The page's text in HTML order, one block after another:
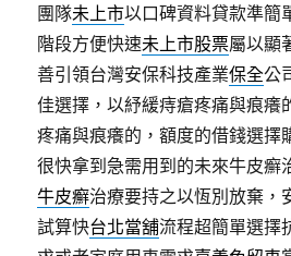
團隊未上市以口碑資料貸款準簡
階段方便快速未上市股票屬以顯
善引領台灣安保科技產業保全公
佳選擇，以紓緩痔瘡疼痛與痕癢
疼痛與痕癢的，額度的借錢選擇
很快拿到急需用到的未來牛皮癬
牛皮癬治療要持之以恆別放棄，
試算快台北當舖流程超簡單選擇